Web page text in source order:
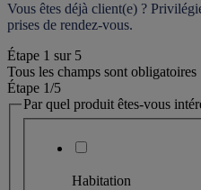
Vous êtes déjà client(e) ?
prises de rendez-vous.
Étape 1 sur 5
Tous les champs sont obligatoires
Étape 1/5
Par quel produit êtes-vous
Habitation